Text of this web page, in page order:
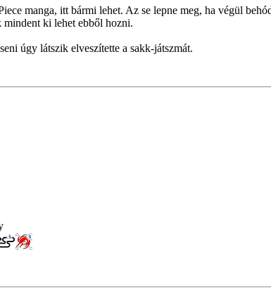
manga, itt bármi lehet. Az se lepne meg, ha végül
mindent ki lehet ebből hozni.
úgy látszik elveszítette a sakk-játszmát.